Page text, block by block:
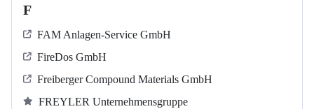
F
FAM Anlagen-Service GmbH
FireDos GmbH
Freiberger Compound Materials GmbH
FREYLER Unternehmensgruppe